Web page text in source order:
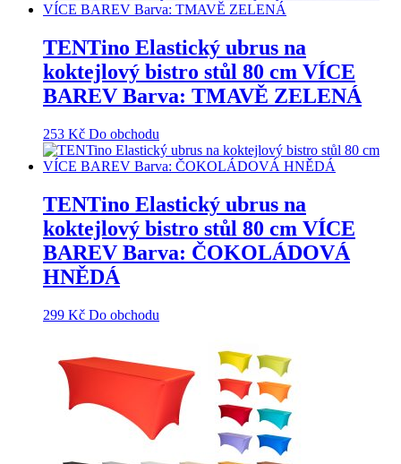
TENTino Elastický ubrus na
koktejlový bistro stůl 80 cm VÍCE
BAREV Barva: TMAVĚ ZELENÁ
253 Kč Do obchodu
TENTino Elastický ubrus na
koktejlový bistro stůl 80 cm VÍCE
BAREV Barva: ČOKOLÁDOVÁ
HNĚDÁ
299 Kč Do obchodu